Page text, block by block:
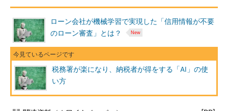
ローン会社が機械学習で実現した「信用情報が不要
のローン審査」とは？
税務署が楽になり、納税者が得をする「AI」の使
い方